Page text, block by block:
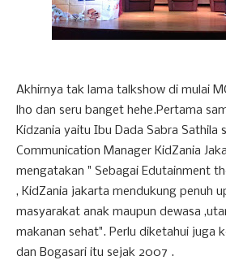
Akhirnya tak lama talkshow di mulai
lho dan seru banget hehe.Pertama
Kidzania yaitu Ibu Dada Sabra Sathila
Communication Manager KidZania
mengatakan " Sebagai Edutainment
, KidZania jakarta mendukung penuh
masyarakat anak maupun dewasa
makanan sehat". Perlu diketahui juga
dan Bogasari itu sejak 2007 .